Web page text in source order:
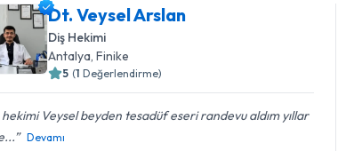
Dt. Veysel Arslan
Diş Hekimi
Antalya, Finike
5 (1 Değerlendirme)
hekimi Veysel beyden tesadüf eseri randevu aldım yıllar
Devamı